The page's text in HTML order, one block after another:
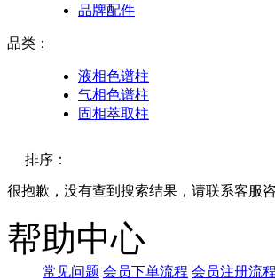
品牌配件
品类：
液相色谱柱
气相色谱柱
固相萃取柱
排序：
价格
很抱歉，没有查到搜索结果，请联系客服咨
帮助中心
常见问题 会员下单流程 会员注册流程